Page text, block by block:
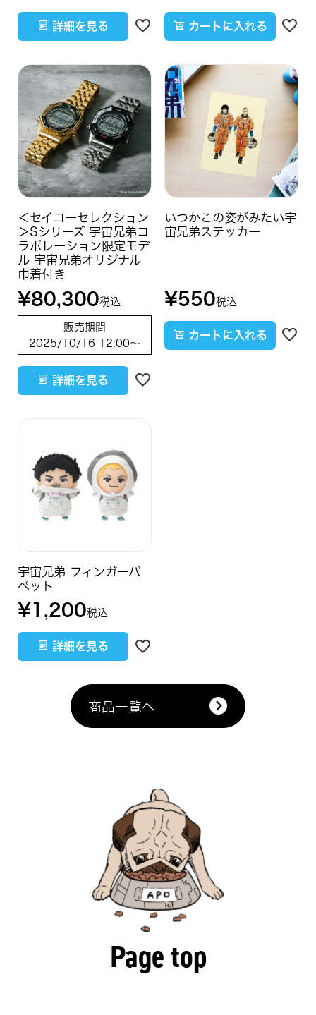
詳細を見る カートに入れる
＜セイコーセレクション
＞Sシリーズ 宇宙兄弟コ
ラボレーション限定モデ
ル 宇宙兄弟オリジナル
巾着付き
¥80,300税込
販売期間
2025/10/16 12:00〜
詳細を見る
いつかこの姿がみたい宇
宙兄弟ステッカー
¥550税込
カートに入れる
宇宙兄弟 フィンガーパ
ペット
¥1,200税込
詳細を見る
商品一覧へ
Page top